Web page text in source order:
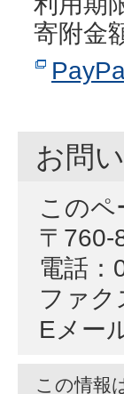
寄附金
お問
このペ
〒760-
電話：
ファク
Eメー
この情報